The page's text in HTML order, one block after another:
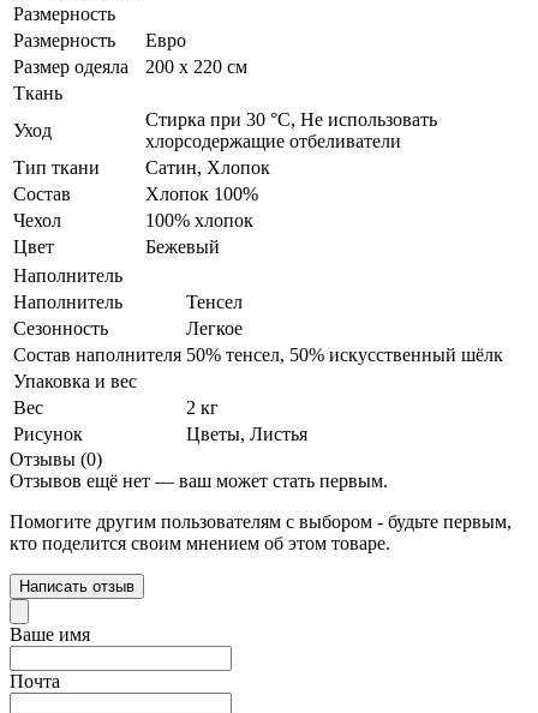
Размерность
Размерность
Евро
Размер одеяла
200 х 220 см
Ткань
Уход
Стирка при 30 °С, Не использовать
хлорсодержащие отбеливатели
Тип ткани
Сатин, Хлопок
Состав
Хлопок 100%
Чехол
100% хлопок
Цвет
Бежевый
Наполнитель
Наполнитель
Тенсел
Сезонность
Легкое
Состав наполнителя 50% тенсел, 50% искусственный шёлк
Упаковка и вес
Вес
2 кг
Рисунок
Цветы, Листья
Отзывы (0)
Отзывов ещё нет — ваш может стать первым.
Помогите другим пользователям с выбором - будьте первым,
кто поделится своим мнением об этом товаре.
Написать отзыв
Ваше имя
Почта